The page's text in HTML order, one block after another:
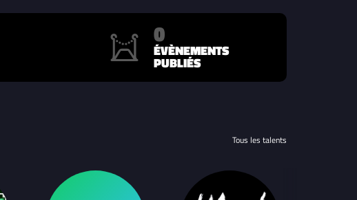
0
ÉVÈNEMENTS
PUBLIÉS
Tous les talents